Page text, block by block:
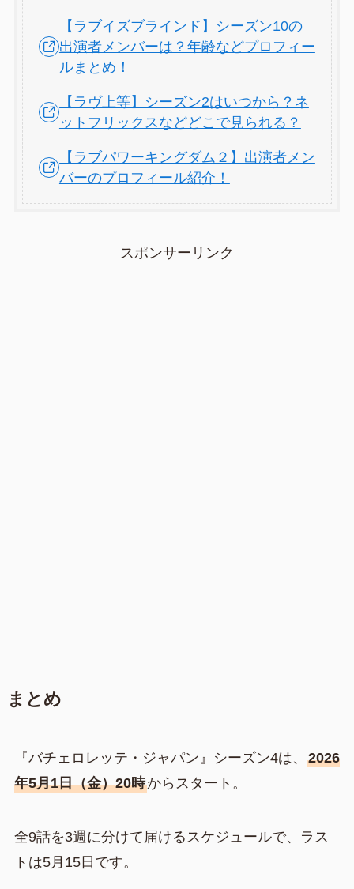
【ラブイズブラインド】シーズン10の
出演者メンバーは？年齢などプロフィー
ルまとめ！
【ラヴ上等】シーズン2はいつから？ネ
ットフリックスなどどこで見られる？
【ラブパワーキングダム２】出演者メン
バーのプロフィール紹介！
スポンサーリンク
まとめ
『バチェロレッテ・ジャパン』シーズン4は、 2026
年5月1日（金）20時からスタート。
全9話を3週に分けて届けるスケジュールで、ラス
トは5月15日です。